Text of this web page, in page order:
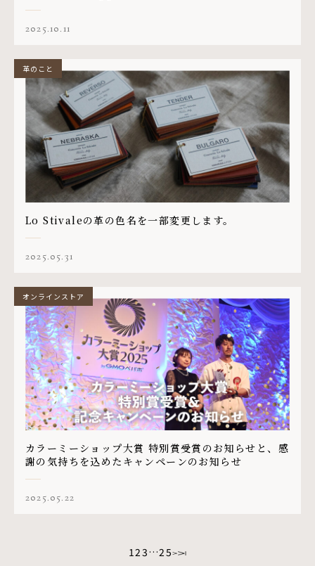
2025.10.11
Lo Stivaleの革の色名を一部変更します。
2025.05.31
革のこと
カラーミーショップ大賞 特別賞受賞のお知らせと、感
謝の気持ちを込めたキャンペーンのお知らせ
2025.05.22
オンラインストア
123…25